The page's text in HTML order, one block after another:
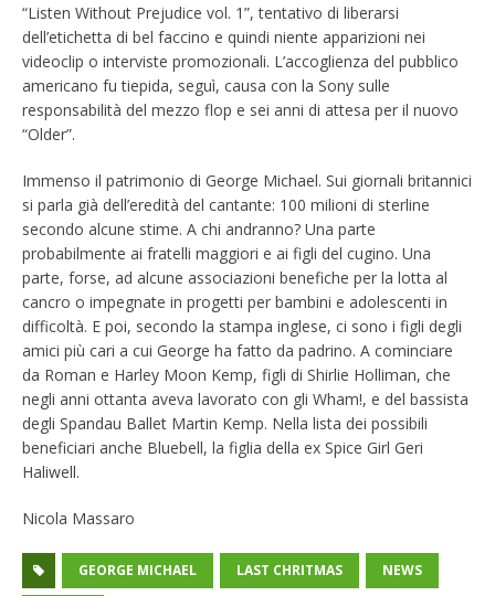
“Listen Without Prejudice vol. 1”, tentativo di liberarsi
dell’etichetta di bel faccino e quindi niente apparizioni nei
videoclip o interviste promozionali. L’accoglienza del pubblico
americano fu tiepida, seguì, causa con la Sony sulle
responsabilità del mezzo flop e sei anni di attesa per il nuovo
“Older”.
Immenso il patrimonio di George Michael. Sui giornali britannici
si parla già dell’eredità del cantante: 100 milioni di sterline
secondo alcune stime. A chi andranno? Una parte
probabilmente ai fratelli maggiori e ai figli del cugino. Una
parte, forse, ad alcune associazioni benefiche per la lotta al
cancro o impegnate in progetti per bambini e adolescenti in
difficoltà. E poi, secondo la stampa inglese, ci sono i figli degli
amici più cari a cui George ha fatto da padrino. A cominciare
da Roman e Harley Moon Kemp, figli di Shirlie Holliman, che
negli anni ottanta aveva lavorato con gli Wham!, e del bassista
degli Spandau Ballet Martin Kemp. Nella lista dei possibili
beneficiari anche Bluebell, la figlia della ex Spice Girl Geri
Haliwell.
Nicola Massaro
GEORGE MICHAEL LAST CHRITMAS NEWS